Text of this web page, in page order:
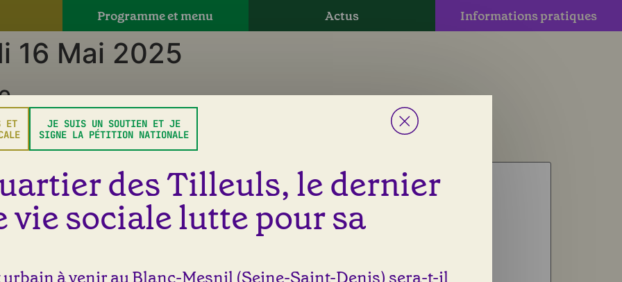
Programme et menu Actus Informations pratiques
16 Mai 2025
champs obligatoires sont indiqués avec
ET
JE SUIS UN SOUTIEN ET JE
SIGNE LA PÉTITION NATIONALE
des Tilleuls, le dernier
vie sociale lutte pour sa